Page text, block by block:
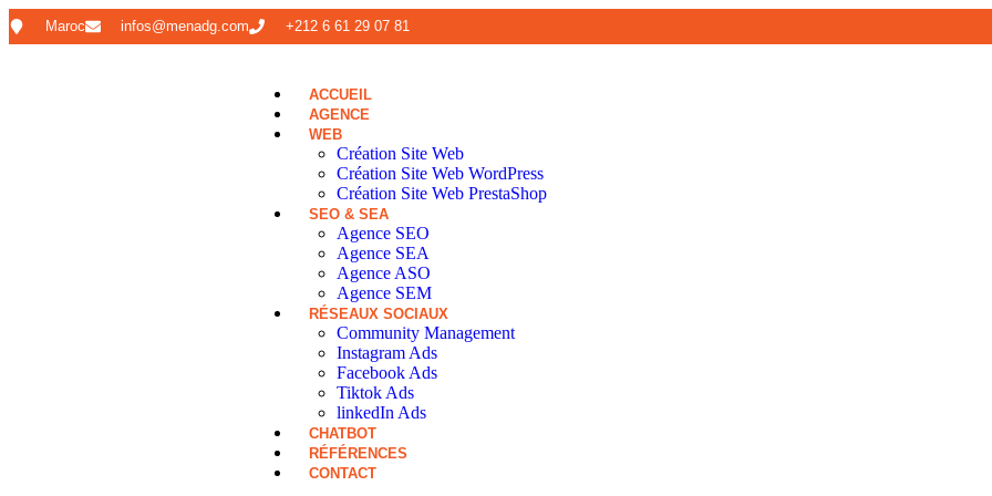
Maroc infos@menadg.com +212 6 61 29 07 81
ACCUEIL
AGENCE
WEB
Création Site Web
Création Site Web WordPress
Création Site Web PrestaShop
SEO & SEA
Agence SEO
Agence SEA
Agence ASO
Agence SEM
RÉSEAUX SOCIAUX
Community Management
Instagram Ads
Facebook Ads
Tiktok Ads
linkedIn Ads
CHATBOT
RÉFÉRENCES
CONTACT